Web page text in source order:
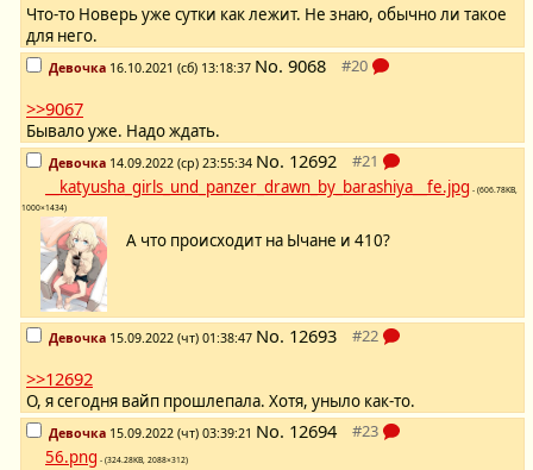
Что-то Новерь уже сутки как лежит. Не знаю, обычно ли такое
для него.
Девочка 16.10.2021 (сб) 13:18:37 No. 9068
>>9067
Бывало уже. Надо ждать.
Девочка 14.09.2022 (ср) 23:55:34 No. 12692
__katyusha_girls_und_panzer_drawn_by_barashiya__fe.jpg - (606.78KB,
1000×1434)
А что происходит на Ычане и 410?
Девочка 15.09.2022 (чт) 01:38:47 No. 12693
>>12692
О, я сегодня вайп прошлепала. Хотя, уныло как-то.
Девочка 15.09.2022 (чт) 03:39:21 No. 12694
56.png - (324.28KB, 2088×312)